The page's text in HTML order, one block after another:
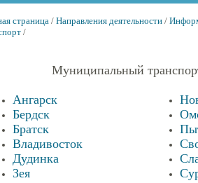
страница / Направления деятельности /
/
Муниципальный
Ангарск
Бердск
Братск
Владивосток
Дудинка
Зея